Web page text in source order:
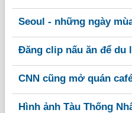
Seoul - những ngày
Đăng clip nấu ăn để du
CNN cũng mở quán
Hình ảnh Tàu Thống